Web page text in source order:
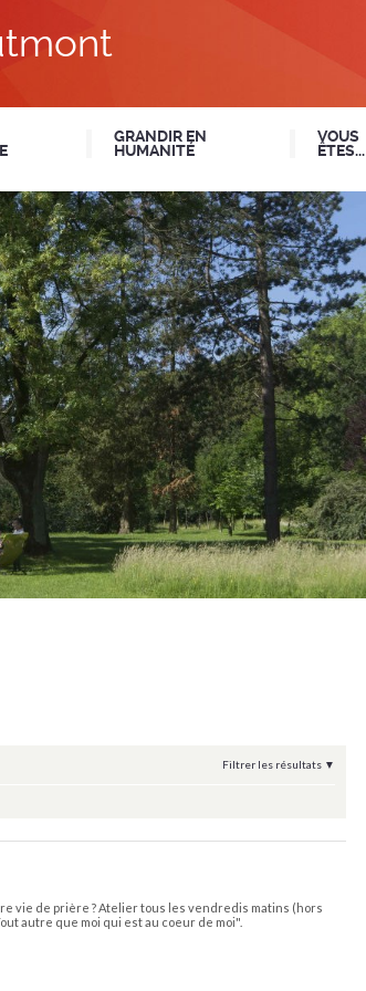
GRANDIR EN
HUMANITÉ
VOUS
ÊTES...
Filtrer les résultats
vie de prière ? Atelier tous les vendredis matins (hors
autre que moi qui est au coeur de moi".